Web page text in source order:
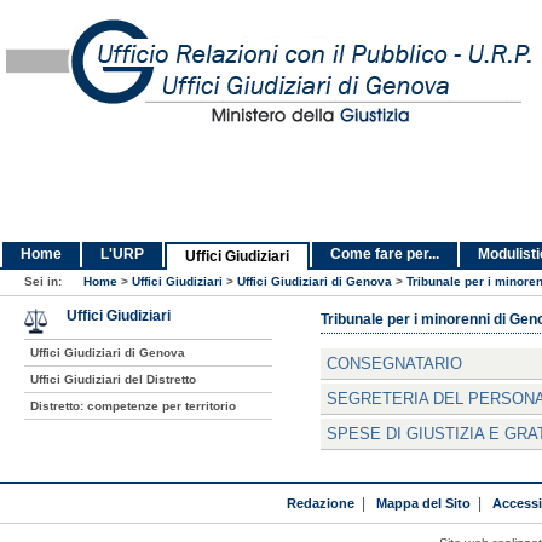
Home L'URP Uffici Giudiziari Come fare per...
Sei in: Home > Uffici Giudiziari > Uffici Giudiziari di Genova > Tribunale per i
Tribunale per i minorenni di
CONSEGNATARIO
SEGRETERIA DEL
SPESE DI GIUSTIZIA E
Uffici Giudiziari
Uffici Giudiziari di Genova
Uffici Giudiziari del Distretto
Distretto: competenze per territorio
Redazione| Mappa del Sito|